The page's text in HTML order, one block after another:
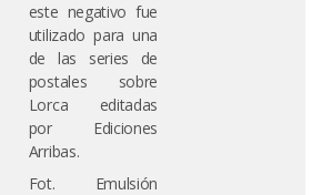
este negativo fue
utilizado para una
de las series de
postales sobre
Lorca editadas
por Ediciones
Arribas.
Fot. Emulsión